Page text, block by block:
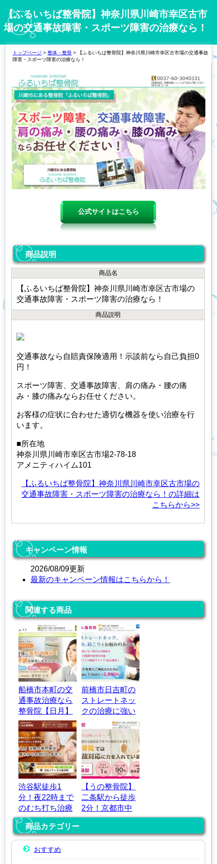
【ふるいちば整骨院】神奈川県川崎市幸区古市
場の交通事故障害・スポーツ障害の治療なら！
トップページ >整体・整骨 > 【ふるいちば整骨院】神奈川県川崎市幸区古市場の交通事故
障害・スポーツ障害の治療なら！
公式サイトはこちら
商品説明
商品名
【ふるいちば整骨院】神奈川県川崎市幸区古市場の
交通事故障害・スポーツ障害の治療なら！
商品説明
交通事故なら自賠責保険適用！示談前なら自己負担0
円！
スポーツ障害、交通事故障害、肩の痛み・腰の痛
み・膝の痛みならお任せください。
お客様の症状に合わせた適切な機器を使い治療を行
います。
■所在地
神奈川県川崎市幸区古市場2-78-18
アメニティハイム101
【ふるいちば整骨院】神奈川県川崎市幸区古市場の
交通事故障害・スポーツ障害の治療なら！の詳細は
こちらから>>
キャンペーン情報
2026/08/09更新
最新のキャンペーン情報はこちらから！
関連する商品
船橋市本町の交
通事故治療なら
整骨院【日月】
前橋市日吉町の
ストレートネッ
クの治療に強い
整体院｜ぷらん
整体院
渋谷駅徒歩1
分！夜22時まで
のむち打ち治療
｜渋谷メディカ
ル整骨院
【うの整骨院】
二条駅から徒歩
2分！京都市中
京区の交通事故
商品カテゴリー
おすすめ